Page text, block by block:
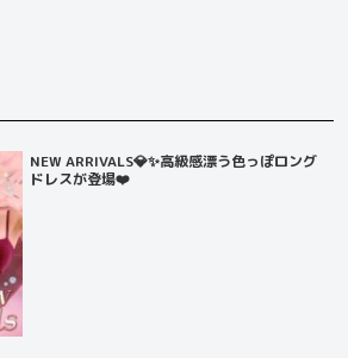
NEW ARRIVALS💎✨高級感漂う色っぽロング
ドレスが登場❤️